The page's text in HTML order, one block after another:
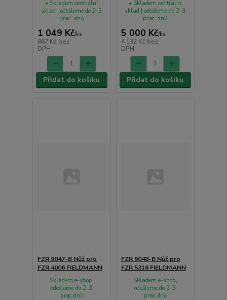
1 049 Kč/ks
867 Kč bez
DPH
• Skladem centrální
sklad | odešleme do 2-3
prac. dnů
Přidat do košíku
5 000 Kč/ks
4 132 Kč bez
DPH
• Skladem centrální
sklad | odešleme do 2-3
prac. dnů
Přidat do košíku
FZR 9047-B Nůž pro
FZR 4006 FIELDMANN
Skladem e-shop,
odešleme do 2-3
prac.dnů
FZR 9048-B Nůž pro
FZR 5316 FIELDMANN
Skladem e-shop,
odešleme do 2-3
prac.dnů